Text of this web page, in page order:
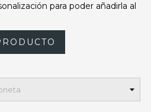
para poder añadirla al